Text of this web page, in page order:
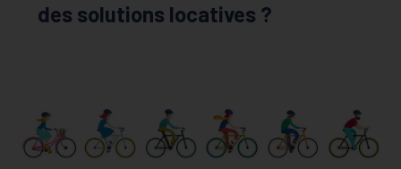
des solutions locatives ?